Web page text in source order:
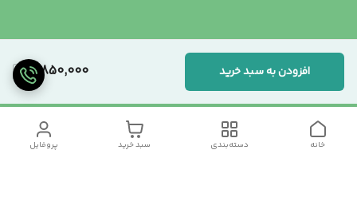
3,850,000 افزودن به سبد خرید
پروفایل سبد خرید دسته‌بندی خانه